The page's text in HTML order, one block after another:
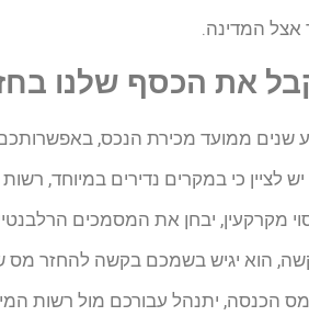
אצל המדינה.
את הכסף שלנו
שנים ממועד מכירת הנכס,
לציין כי במקרים נדירים במיוחד,
מקרקעין, יבחן את המסמכים
הוא יגיש בשמכם בקשה להחזר מס
מס הכנסה, יתנהל עבורכם מול רשות